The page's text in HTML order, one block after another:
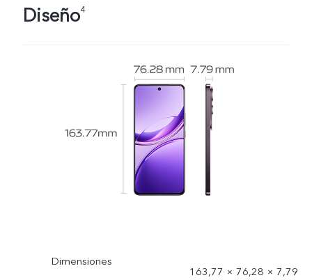
Diseño4
Dimensiones
163,77 × 76,28 × 7,79